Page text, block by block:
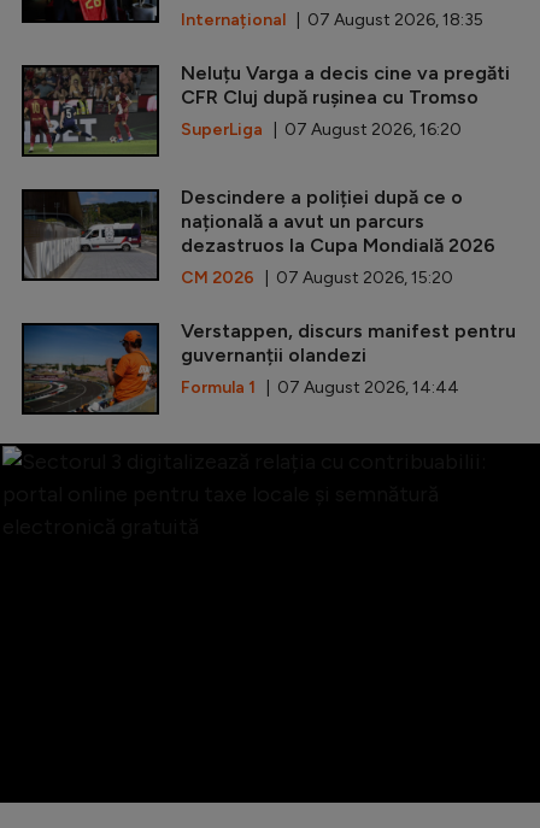
Internațional | 07 August 2026, 18:35
Neluțu Varga a decis cine va pregăti
CFR Cluj după rușinea cu Tromso
SuperLiga | 07 August 2026, 16:20
Descindere a poliției după ce o
națională a avut un parcurs
dezastruos la Cupa Mondială 2026
CM 2026 | 07 August 2026, 15:20
Verstappen, discurs manifest pentru
guvernanții olandezi
Formula 1 | 07 August 2026, 14:44